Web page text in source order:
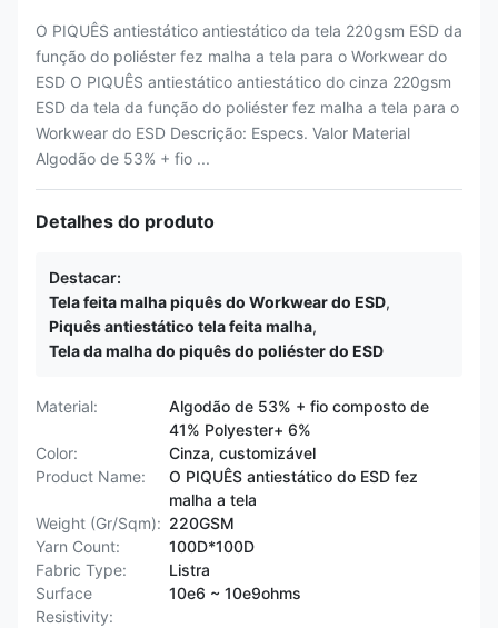
O PIQUÊS antiestático antiestático da tela 220gsm ESD da
função do poliéster fez malha a tela para o Workwear do
ESD O PIQUÊS antiestático antiestático do cinza 220gsm
ESD da tela da função do poliéster fez malha a tela para o
Workwear do ESD Descrição: Especs. Valor Material
Algodão de 53% + fio ...
Detalhes do produto
Destacar:
Tela feita malha piquês do Workwear do ESD,
Piquês antiestático tela feita malha,
Tela da malha do piquês do poliéster do ESD
Material:
Algodão de 53% + fio composto de
41% Polyester+ 6%
Color:
Cinza, customizável
Product Name:
O PIQUÊS antiestático do ESD fez
malha a tela
Weight (Gr/Sqm): 220GSM
Yarn Count:
100D*100D
Fabric Type:
Listra
Surface
Resistivity:
10e6 ~ 10e9ohms